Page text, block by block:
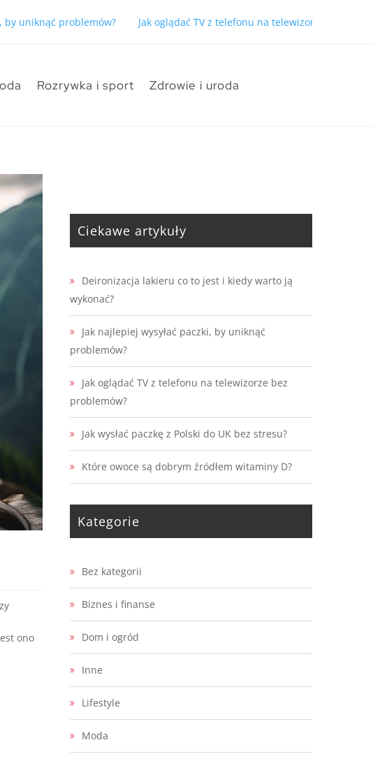
by uniknąć problemów? Jak oglądać TV z telefonu na telewizorze bez
Rozrywka i sport Zdrowie i uroda
ono
Ciekawe artykuły
Deironizacja lakieru co to jest i kiedy warto ją
wykonać?
Jak najlepiej wysyłać paczki, by uniknąć
problemów?
Jak oglądać TV z telefonu na telewizorze bez
problemów?
Jak wysłać paczkę z Polski do UK bez stresu?
Które owoce są dobrym źródłem witaminy D?
Kategorie
Bez kategorii
Biznes i finanse
Dom i ogród
Inne
Lifestyle
Moda